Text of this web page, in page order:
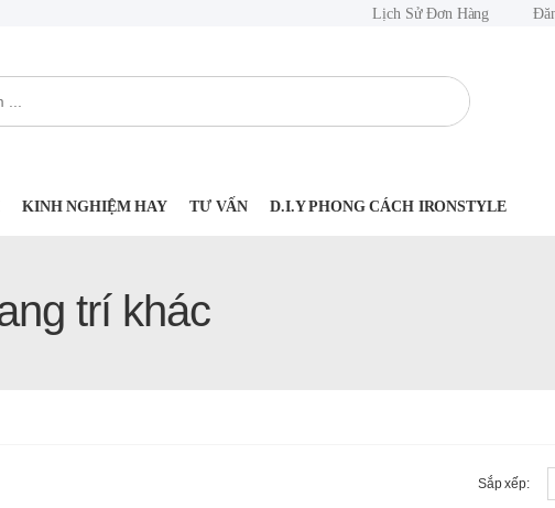
Lịch Sử Đơn Hàng
KINH NGHIỆM HAY TƯ VẤN D.I.Y PHONG CÁCH IRONSTYLE
trí khác
Sắp xếp: